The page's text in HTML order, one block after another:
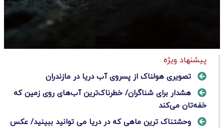
پیشنهاد ویژه
تصویری هولناک از پسروی آب دریا در مازندران
هشدار برای شناگران/ خطرناک‌ترین آب‌های روی زمین که
خفه‌تان می‌کند
وحشتناک ترین ماهی که در دریا می توانید ببینید/ عکس